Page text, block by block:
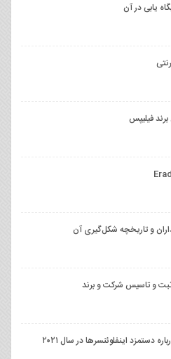
یابی در آن
فیلیپس
و تاریخچه شکل‌گیری آن
و تاسیس شرکت و برند
دستمزد اینفلوئنسرها در سال ۲۰۲۱